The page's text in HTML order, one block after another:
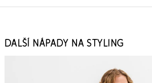
DALŠÍ NÁPADY NA STYLING